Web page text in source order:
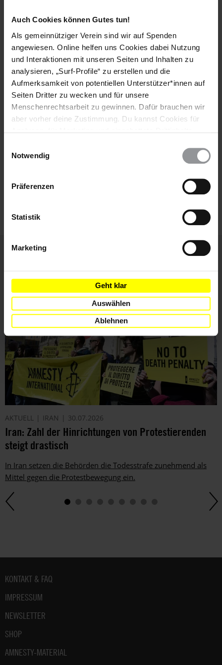
Auch Cookies können Gutes tun!
Als gemeinnütziger Verein sind wir auf Spenden
angewiesen. Online helfen uns Cookies dabei Nutzung
und Interaktionen mit unseren Seiten und Inhalten zu
analysieren, „Surf-Profile“ zu erstellen und die
Aufmerksamkeit von potentiellen Unterstützer*innen auf
Seiten Dritter zu wecken und für unsere
Menschenrechtsarbeit zu gewinnen. Dafür brauchen wir
aber vorher deine Zustimmung. Du kannst Cookies für
wieder ändern. Diesen Banner kannst Du über den Link
Notwendig
Präferenzen
Statistik
Marketing
Geht klar
Auswählen
Ablehnen
Bleib informiert
Header
Text
Abonniere den Amnesty-Newsletter und mach dich
für die Menschenrechte stark!
Vorname
Nachname
Nutzungsbedingungen
gelesen und stimme
Weitere Artikel
AKTUELL IRAN 30.07.2026
Iran: Zahl der Hinrichtungen von Protestierenden
steigt drastisch
In Iran setzen die Behörden die Todesstrafe zunehmend als
Mittel gegen die Protestbewegung ein.
Fußbereich
KONTAKT & FAQ
IMPRESSUM
NEWSLETTER
SHOP
AMNESTY-MATERIAL